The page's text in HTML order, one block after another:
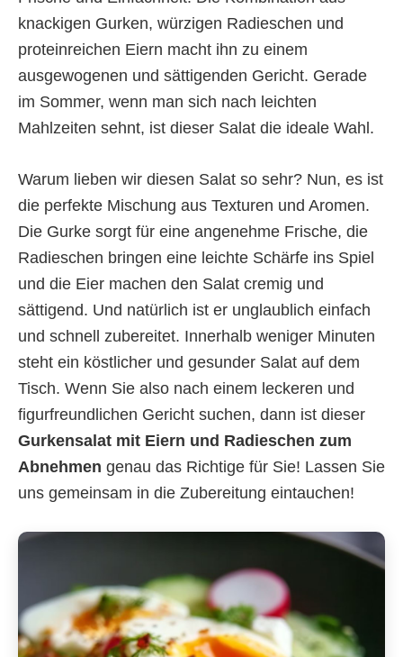
knackigen Gurken, würzigen Radieschen und
proteinreichen Eiern macht ihn zu einem
ausgewogenen und sättigenden Gericht. Gerade
im Sommer, wenn man sich nach leichten
Mahlzeiten sehnt, ist dieser Salat die ideale Wahl.
Warum lieben wir diesen Salat so sehr? Nun, es ist
die perfekte Mischung aus Texturen und Aromen.
Die Gurke sorgt für eine angenehme Frische, die
Radieschen bringen eine leichte Schärfe ins Spiel
und die Eier machen den Salat cremig und
sättigend. Und natürlich ist er unglaublich einfach
und schnell zubereitet. Innerhalb weniger Minuten
steht ein köstlicher und gesunder Salat auf dem
Tisch. Wenn Sie also nach einem leckeren und
figurfreundlichen Gericht suchen, dann ist dieser
Gurkensalat mit Eiern und Radieschen zum
Abnehmen genau das Richtige für Sie! Lassen Sie
uns gemeinsam in die Zubereitung eintauchen!